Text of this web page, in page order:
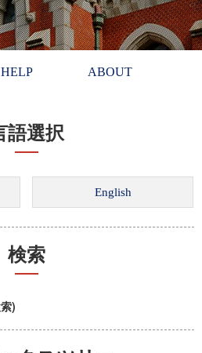
HELP ABOUT
語選択
検索
)